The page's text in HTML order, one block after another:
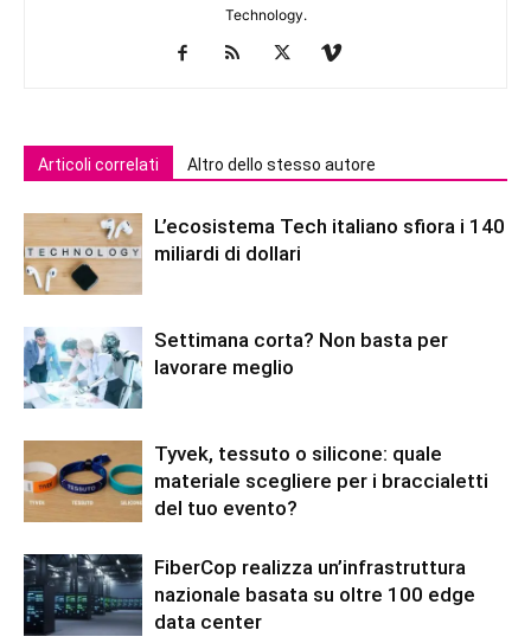
Technology.
Articoli correlati Altro dello stesso autore
L’ecosistema Tech italiano sfiora i 140
miliardi di dollari
Settimana corta? Non basta per
lavorare meglio
Tyvek, tessuto o silicone: quale
materiale scegliere per i braccialetti
del tuo evento?
FiberCop realizza un’infrastruttura
nazionale basata su oltre 100 edge
data center